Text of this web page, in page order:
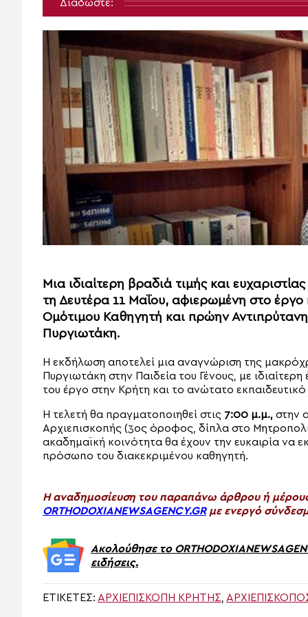
Διαδώστε:
Μια ιδιαίτερη βραδιά τιμής και
τη Δευτέρα 11 Μαΐου, αφιερωμένη στο
Ομότιμου Καθηγητή και πρώην
Πυργιωτάκη.
Η εκδήλωση αποτελεί μια αναγνώριση της
Πυργιωτάκη στην Παιδεία του Γένους, με
του έργο στην Κρήτη και το ανώτατο εκπαιδευτικό
Η τελετή θα πραγματοποιηθεί στις 7:00 μ.μ., στην
Αρχιεπισκοπής (3ος όροφος, δίπλα στο
ακαδημαϊκή κοινότητα θα έχουν την ευκαιρία
πρόσωπο του διακεκριμένου καθηγητή.
H αναδημοσίευση του παραπάνω άρθρου ή
ORTHODOXIANEWSAGENCY.GRμε ενεργό
Ακολούθησε το
ειδήσεις.
ΕΤΙΚΈΤΕΣ: ΑΡΧΙΕΠΙΣΚΟΠΉ ΚΡΉΤΗΣ